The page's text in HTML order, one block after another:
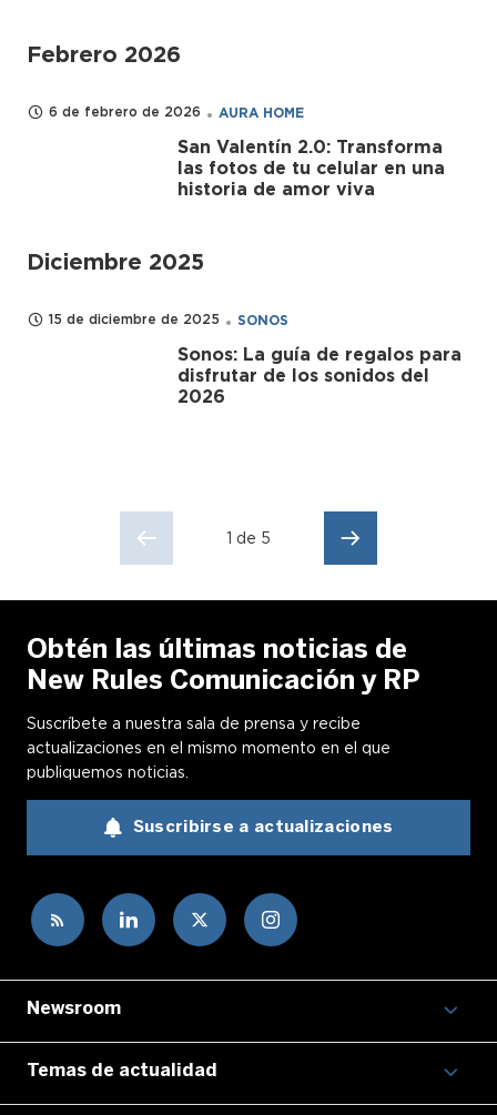
Febrero 2026
6 de febrero de 2026 AURA HOME
San Valentín 2.0: Transforma
las fotos de tu celular en una
historia de amor viva
Diciembre 2025
15 de diciembre de 2025 SONOS
Sonos: La guía de regalos para
disfrutar de los sonidos del
2026
1 de 5
Obtén las últimas noticias de
New Rules Comunicación y RP
Suscríbete a nuestra sala de prensa y recibe
actualizaciones en el mismo momento en el que
publiquemos noticias.
Suscribirse a actualizaciones
Newsroom
Temas de actualidad